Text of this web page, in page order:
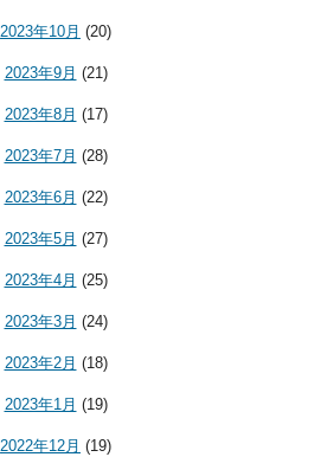
2023年10月 (20)
2023年9月 (21)
2023年8月 (17)
2023年7月 (28)
2023年6月 (22)
2023年5月 (27)
2023年4月 (25)
2023年3月 (24)
2023年2月 (18)
2023年1月 (19)
2022年12月 (19)